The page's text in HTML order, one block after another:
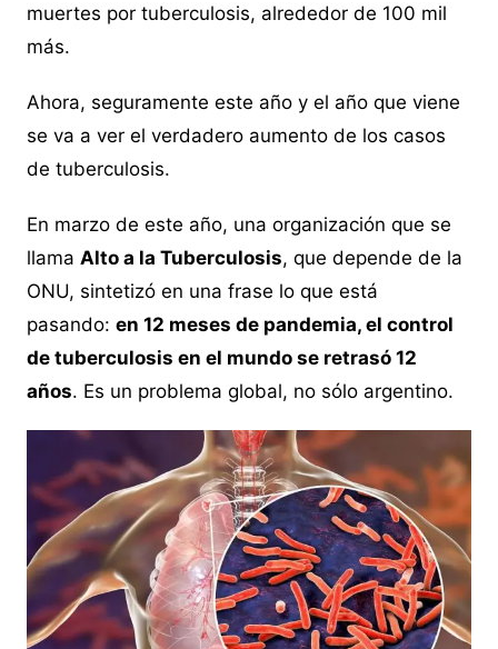
muertes por tuberculosis, alrededor de 100 mil
más.
Ahora, seguramente este año y el año que viene
se va a ver el verdadero aumento de los casos
de tuberculosis.
En marzo de este año, una organización que se
llama Alto a la Tuberculosis, que depende de la
ONU, sintetizó en una frase lo que está
pasando: en 12 meses de pandemia, el control
de tuberculosis en el mundo se retrasó 12
años. Es un problema global, no sólo argentino.